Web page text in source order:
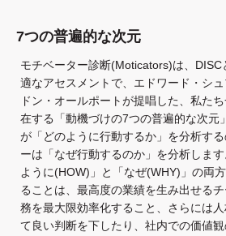
7つの普遍的な次元
モチベーター診断(Moticators)は、
適なアセスメントで、エドワード・シ
ドン・オールポートが提唱した、私た
在する「動機づけの7つの普遍的な次元
が「どのように行動するか」を分析す
ーは「なぜ行動するのか」を分析しま
ように(HOW)」と「なぜ(WHY)」の両
ることは、最高度の業績を生み出せる
務を最大限効率化すること、さらには
て良い判断を下したり、社内での価値